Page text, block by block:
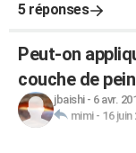
5 réponses
Peut-on
couche de
jbaishi- 6 avr.
mimi- 16 juin